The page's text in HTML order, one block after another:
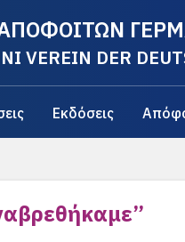
VEREIN DER
Εκδόσεις